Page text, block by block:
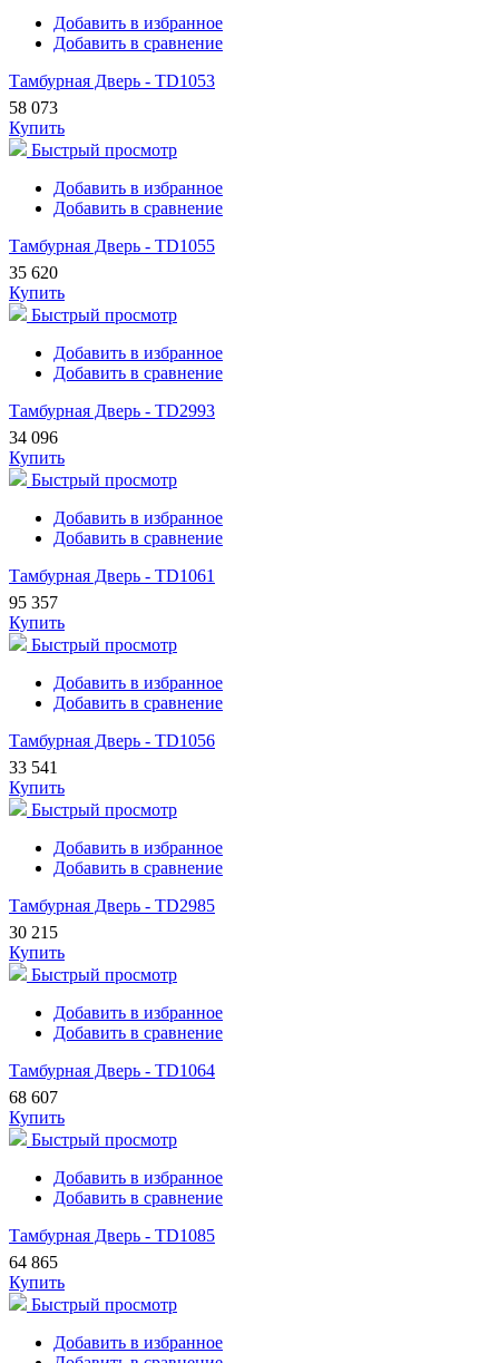
Добавить в избранное
Добавить в сравнение
Тамбурная Дверь - TD1053
58 073
Купить
Быстрый просмотр
Добавить в избранное
Добавить в сравнение
Тамбурная Дверь - TD1055
35 620
Купить
Быстрый просмотр
Добавить в избранное
Добавить в сравнение
Тамбурная Дверь - TD2993
34 096
Купить
Быстрый просмотр
Добавить в избранное
Добавить в сравнение
Тамбурная Дверь - TD1061
95 357
Купить
Быстрый просмотр
Добавить в избранное
Добавить в сравнение
Тамбурная Дверь - TD1056
33 541
Купить
Быстрый просмотр
Добавить в избранное
Добавить в сравнение
Тамбурная Дверь - TD2985
30 215
Купить
Быстрый просмотр
Добавить в избранное
Добавить в сравнение
Тамбурная Дверь - TD1064
68 607
Купить
Быстрый просмотр
Добавить в избранное
Добавить в сравнение
Тамбурная Дверь - TD1085
64 865
Купить
Быстрый просмотр
Добавить в избранное